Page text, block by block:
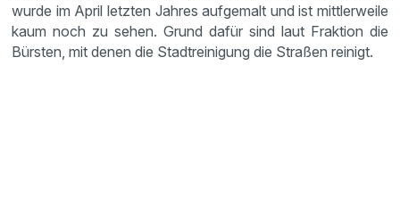
wurde im April letzten Jahres aufgemalt und ist mittlerweile
kaum noch zu sehen. Grund dafür sind laut Fraktion die
Bürsten, mit denen die Stadtreinigung die Straßen reinigt.